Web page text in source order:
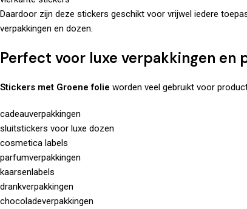
Daardoor zijn deze stickers geschikt voor vrijwel iedere
verpakkingen en dozen.
Perfect voor luxe verpakkingen en
Stickers met Groene folie worden veel gebruikt voor
cadeauverpakkingen
sluitstickers voor luxe dozen
cosmetica labels
parfumverpakkingen
kaarsenlabels
drankverpakkingen
chocoladeverpakkingen